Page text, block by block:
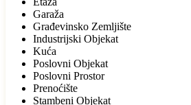
Garaža
Građevinsko Zemljište
Industrijski Objekat
Kuća
Poslovni Objekat
Poslovni Prostor
Prenoćište
Stambeni Objekat